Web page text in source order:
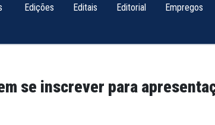
Edições Editais Editorial Empregos
se inscrever para